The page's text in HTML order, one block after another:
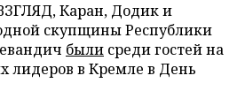
Каран, Додик и
скупщины Республики
были среди гостей на
лидеров в Кремле в День